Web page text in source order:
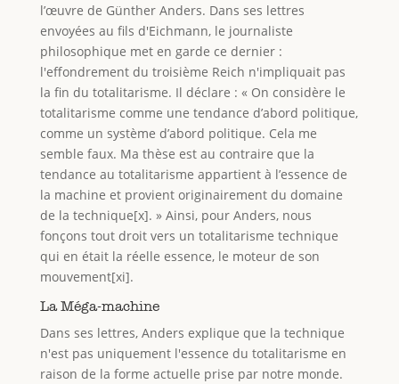
l’œuvre de Günther Anders. Dans ses lettres
envoyées au fils d'Eichmann, le journaliste
philosophique met en garde ce dernier :
l'effondrement du troisième Reich n'impliquait pas
la fin du totalitarisme. Il déclare : « On considère le
totalitarisme comme une tendance d’abord politique,
comme un système d’abord politique. Cela me
semble faux. Ma thèse est au contraire que la
tendance au totalitarisme appartient à l’essence de
la machine et provient originairement du domaine
de la technique[x]. » Ainsi, pour Anders, nous
fonçons tout droit vers un totalitarisme technique
qui en était la réelle essence, le moteur de son
mouvement[xi].
La Méga-machine
Dans ses lettres, Anders explique que la technique
n'est pas uniquement l'essence du totalitarisme en
raison de la forme actuelle prise par notre monde.